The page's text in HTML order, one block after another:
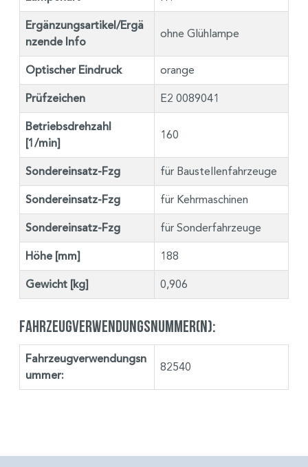
Ergänzungsartikel/Ergä
nzende Info
ohne Glühlampe
Optischer Eindruck orange
Prüfzeichen E2 0089041
Betriebsdrehzahl
[1/min]
160
Sondereinsatz-Fzg für Baustellenfahrzeuge
Sondereinsatz-Fzg für Kehrmaschinen
Sondereinsatz-Fzg für Sonderfahrzeuge
Höhe [mm] 188
Gewicht [kg] 0,906
Fahrzeugverwendungsnummer(n):
Fahrzeugverwendungsn
ummer:
82540